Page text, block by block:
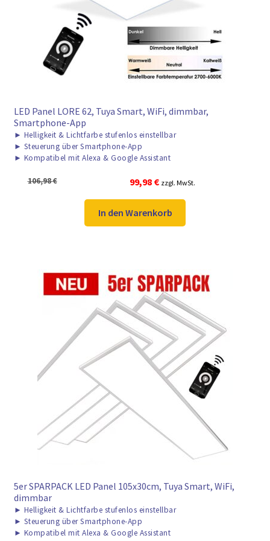
► VERSANDARTEN
LED Panel LORE 62, Tuya Smart, WiFi, dimmbar,
Smartphone-App
► Helligkeit & Lichtfarbe stufenlos einstellbar
► Steuerung über Smartphone-App
► Kompatibel mit Alexa & Google Assistant
106,98€
Ursprünglicher
Preis
war:
106,98 €
99,98 €Aktueller
Preis
ist:
99,98 €.
zzgl. MwSt.
In den Warenkorb
5er SPARPACK LED Panel 105x30cm, Tuya Smart, WiFi,
dimmbar
► Helligkeit & Lichtfarbe stufenlos einstellbar
► Steuerung über Smartphone-App
► Kompatibel mit Alexa & Google Assistant